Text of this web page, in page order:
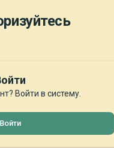
Войти в систему.
Войти